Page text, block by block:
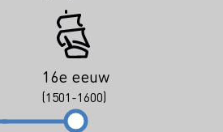
16e eeuw
(1501-1600)